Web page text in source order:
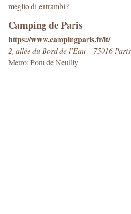
meglio di entrambi?
Camping de Paris
https://www.campingparis.fr/it/
2, allée du Bord de l’Eau – 75016 Paris
Metro: Pont de Neuilly